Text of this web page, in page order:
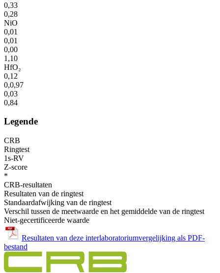
0,33
0,28
NiO
0,01
0,01
0,00
1,10
HfO₂
0,12
0,0,97
0,03
0,84
Legende
CRB
Ringtest
1s-RV
Z-score
*
CRB-resultaten
Resultaten van de ringtest
Standaardafwijking van de ringtest
Verschil tussen de meetwaarde en het gemiddelde van de ringtest
Niet-gecertificeerde waarde
Resultaten van deze interlaboratoriumvergelijking als PDF-
bestand